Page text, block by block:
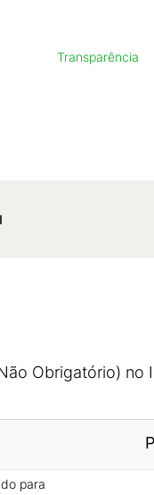
Transparência
Obrigatório) no
para